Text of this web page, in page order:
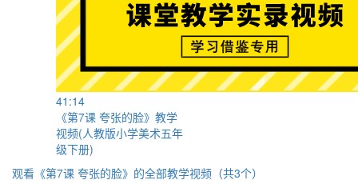
41:14
《第7课 夸张的脸》教学
视频(人教版小学美术五年
级下册)
观看《第7课 夸张的脸》的全部教学视频（共3个）